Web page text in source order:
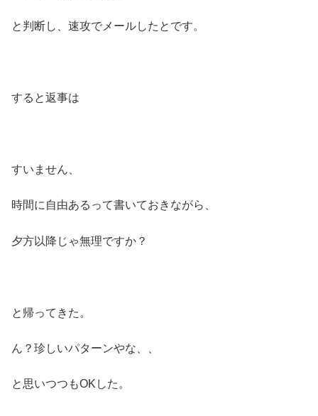
と判断し、速攻でメールしたとです。
すると返事は
すいません、
時間に自由あるって書いておきながら、
夕方以降じゃ無理ですか？
と帰ってきた。
ん？珍しいパターンやな、、
と思いつつもOKした。